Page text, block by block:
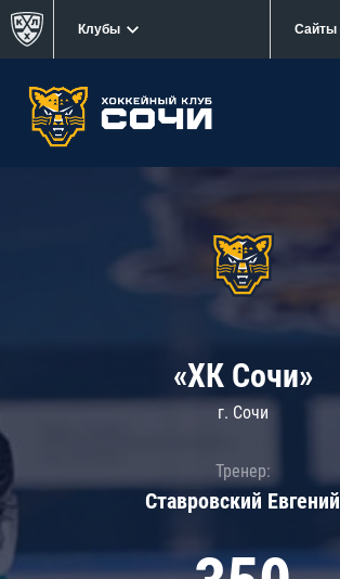
Клубы Сайты
«ХК Сочи»
г. Сочи
Тренер:
Ставровский Евгений